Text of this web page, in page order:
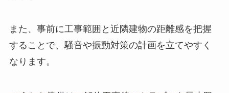
また、事前に工事範囲と近隣建物の距離感を把握
することで、騒音や振動対策の計画を立てやすく